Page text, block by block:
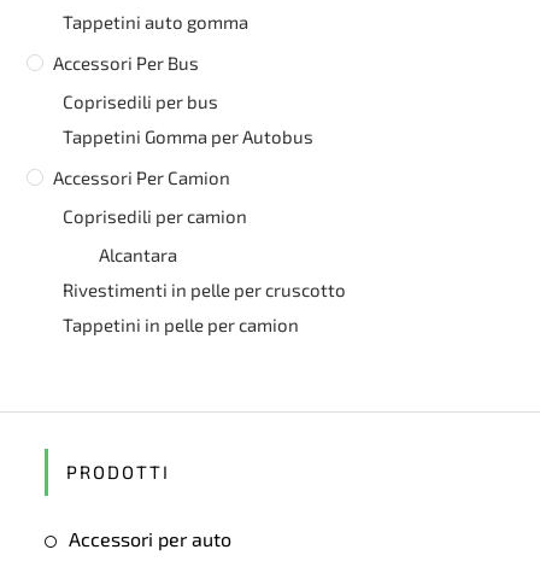
Tappetini auto gomma
Accessori Per Bus
Coprisedili per bus
Tappetini Gomma per Autobus
Accessori Per Camion
Coprisedili per camion
Alcantara
Rivestimenti in pelle per cruscotto
Tappetini in pelle per camion
PRODOTTI
Accessori per auto